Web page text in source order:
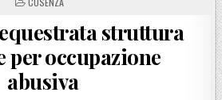
struttura
per occupazione
abusiva